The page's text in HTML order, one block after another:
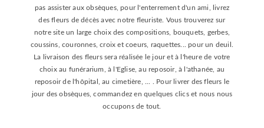
pas assister aux obsèques, pour l'enterrement d'un ami, livrez
des fleurs de décès avec notre fleuriste. Vous trouverez sur
notre site un large choix des compositions, bouquets, gerbes,
coussins, couronnes, croix et coeurs, raquettes... pour un deuil.
La livraison des fleurs sera réalisée le jour et à l'heure de votre
choix au funérarium, à l'Eglise, au reposoir, à l'athanée, au
reposoir de l'hôpital, au cimetière, ... . Pour livrer des fleurs le
jour des obsèques, commandez en quelques clics et nous nous
occupons de tout.